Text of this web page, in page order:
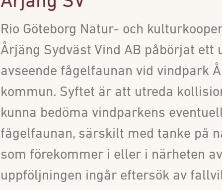
Rio Göteborg Natur- och
Årjäng Sydväst Vind AB påbörjat ett
avseende fågelfaunan vid vindpark
kommun. Syftet är att utreda
kunna bedöma vindparkens
fågelfaunan, särskilt med tanke på
som förekommer i eller i närheten
uppföljningen ingår eftersök av